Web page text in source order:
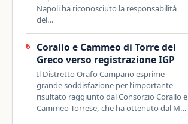
Napoli ha riconosciuto la responsabilità
del…
5
Corallo e Cammeo di Torre del
Greco verso registrazione IGP
Il Distretto Orafo Campano esprime
grande soddisfazione per l’importante
risultato raggiunto dal Consorzio Corallo e
Cammeo Torrese, che ha ottenuto dal M…